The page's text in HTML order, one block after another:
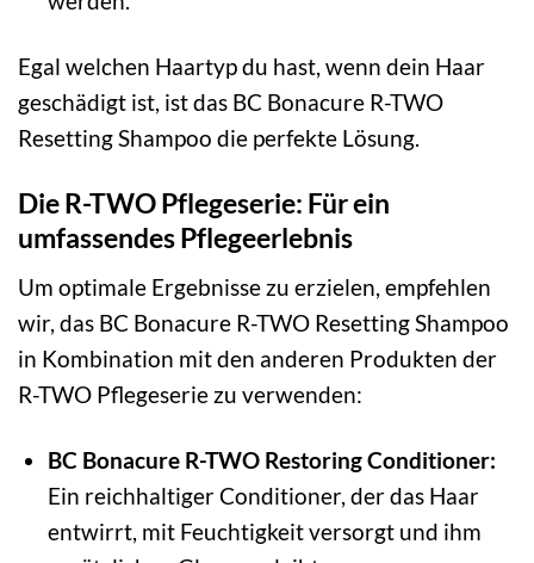
Egal welchen Haartyp du hast, wenn dein Haar
geschädigt ist, ist das BC Bonacure R-TWO
Resetting Shampoo die perfekte Lösung.
Die R-TWO Pflegeserie: Für ein
umfassendes Pflegeerlebnis
Um optimale Ergebnisse zu erzielen, empfehlen
wir, das BC Bonacure R-TWO Resetting Shampoo
in Kombination mit den anderen Produkten der
R-TWO Pflegeserie zu verwenden:
BC Bonacure R-TWO Restoring Conditioner:
Ein reichhaltiger Conditioner, der das Haar
entwirrt, mit Feuchtigkeit versorgt und ihm